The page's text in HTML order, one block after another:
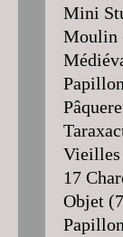
Mini
Moulin
Papillon
Vieilles
17
Objet